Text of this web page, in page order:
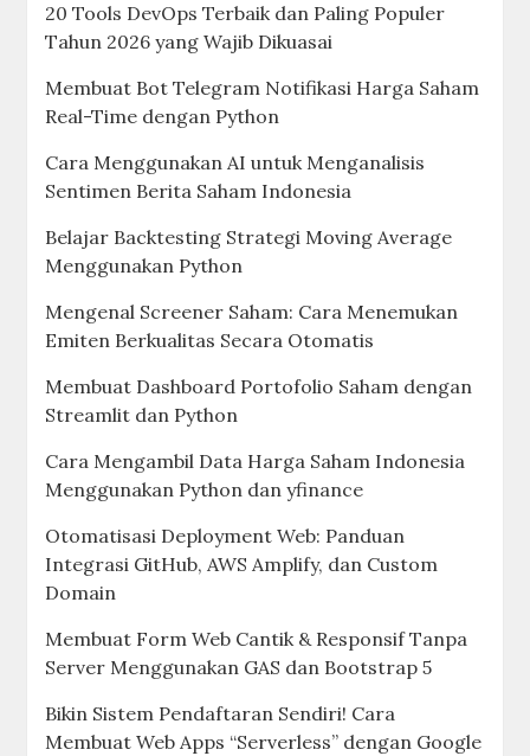
20 Tools DevOps Terbaik dan Paling Populer
Tahun 2026 yang Wajib Dikuasai
Membuat Bot Telegram Notifikasi Harga Saham
Real-Time dengan Python
Cara Menggunakan AI untuk Menganalisis
Sentimen Berita Saham Indonesia
Belajar Backtesting Strategi Moving Average
Menggunakan Python
Mengenal Screener Saham: Cara Menemukan
Emiten Berkualitas Secara Otomatis
Membuat Dashboard Portofolio Saham dengan
Streamlit dan Python
Cara Mengambil Data Harga Saham Indonesia
Menggunakan Python dan yfinance
Otomatisasi Deployment Web: Panduan
Integrasi GitHub, AWS Amplify, dan Custom
Domain
Membuat Form Web Cantik & Responsif Tanpa
Server Menggunakan GAS dan Bootstrap 5
Bikin Sistem Pendaftaran Sendiri! Cara
Membuat Web Apps “Serverless” dengan Google